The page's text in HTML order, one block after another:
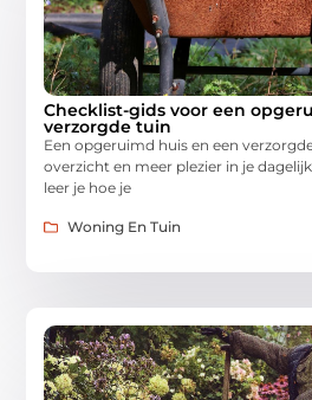
Checklist-gids voor een
verzorgde tuin
Een opgeruimd huis en een
overzicht en meer plezier in je
leer je hoe je
Woning En Tuin